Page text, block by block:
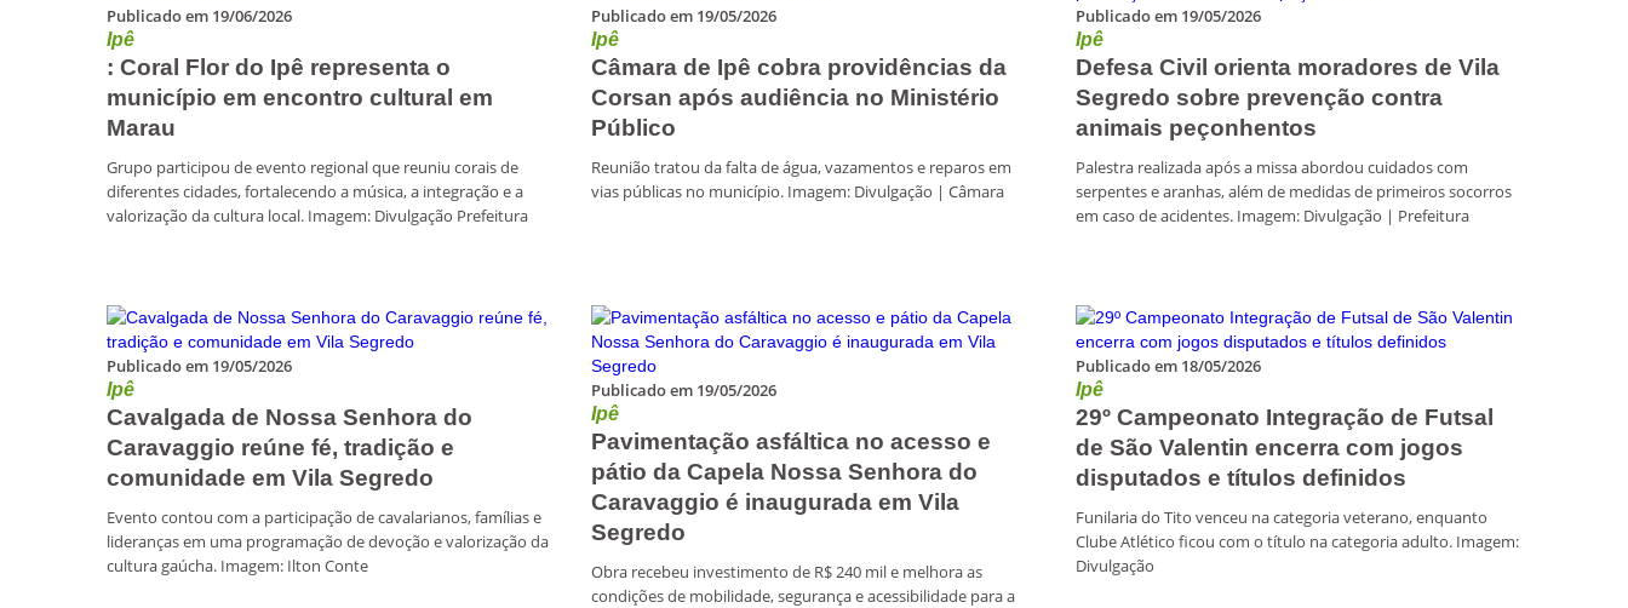
Publicado em 19/06/2026
Ipê
: Coral Flor do Ipê representa o
município em encontro cultural em
Marau
Grupo participou de evento regional que reuniu corais de
diferentes cidades, fortalecendo a música, a integração e a
valorização da cultura local. Imagem: Divulgação Prefeitura
Publicado em 19/05/2026
Ipê
Câmara de Ipê cobra providências da
Corsan após audiência no Ministério
Público
Reunião tratou da falta de água, vazamentos e reparos em
vias públicas no município. Imagem: Divulgação | Câmara
Publicado em 19/05/2026
Ipê
Defesa Civil orienta moradores de Vila
Segredo sobre prevenção contra
animais peçonhentos
Palestra realizada após a missa abordou cuidados com
serpentes e aranhas, além de medidas de primeiros socorros
em caso de acidentes. Imagem: Divulgação | Prefeitura
Publicado em 19/05/2026
Ipê
Cavalgada de Nossa Senhora do
Caravaggio reúne fé, tradição e
comunidade em Vila Segredo
Evento contou com a participação de cavalarianos, famílias e
lideranças em uma programação de devoção e valorização da
cultura gaúcha. Imagem: Ilton Conte
Publicado em 19/05/2026
Ipê
Pavimentação asfáltica no acesso e
pátio da Capela Nossa Senhora do
Caravaggio é inaugurada em Vila
Segredo
Obra recebeu investimento de R$ 240 mil e melhora as
condições de mobilidade, segurança e acessibilidade para a
Publicado em 18/05/2026
Ipê
29º Campeonato Integração de Futsal
de São Valentin encerra com jogos
disputados e títulos definidos
Funilaria do Tito venceu na categoria veterano, enquanto
Clube Atlético ficou com o título na categoria adulto. Imagem:
Divulgação